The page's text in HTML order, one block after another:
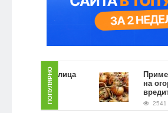
ДОМА
КРАСОТА И
ПИТАНИЕ
ПОПУЛЯРНО
для лица
на огороде:
2541